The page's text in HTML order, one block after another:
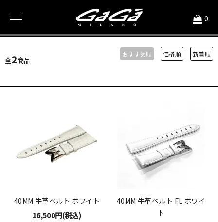
0
牛革
全2商品
おすすめ順 価格順 新着順
40MM 牛革ベルト ホワイト
16,500円(税込)
40MM 牛革ベルト FL ホワイ
ト